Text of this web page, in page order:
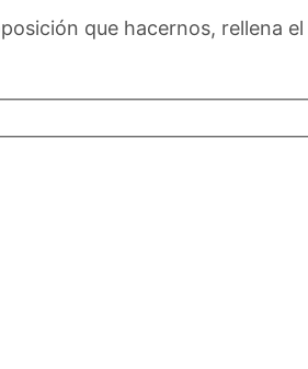
que hacernos, rellena